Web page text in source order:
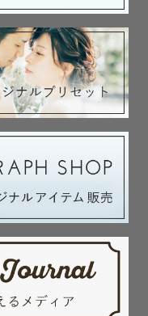
で、
で、安心してくださ
す写真」を心がけて
とあったよね〜！」
、